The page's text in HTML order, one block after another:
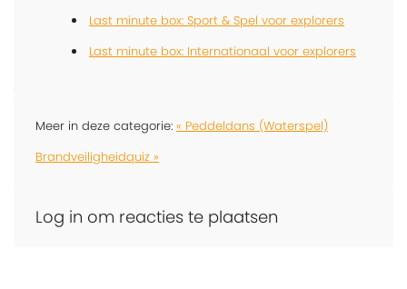
Last minute box: Sport & Spel voor explorers
Last minute box: Internationaal voor explorers
Meer in deze categorie: « Peddeldans (Waterspel)
Brandveiligheidquiz »
Log in om reacties te plaatsen